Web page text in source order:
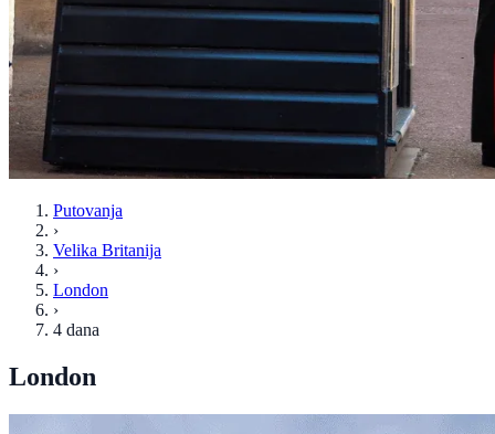
Putovanja
›
Velika Britanija
›
London
›
4 dana
London